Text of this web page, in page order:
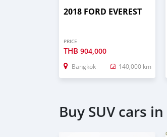
2018 FORD EVEREST
PRICE
THB 904,000
Bangkok 140,000 km
Buy SUV cars